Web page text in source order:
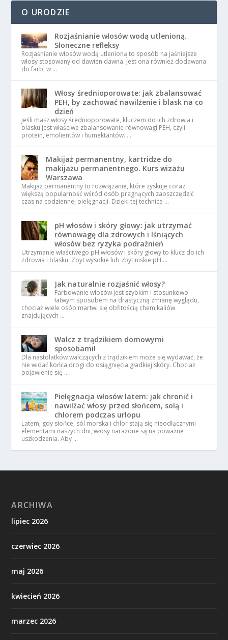
O URODZIE
Rozjaśnianie włosów wodą utlenioną.
Słoneczne refleksy
Rozjaśnianie włosów wodą utlenioną to sposób na jaśniejsze
włosy stosowany od dawien dawna. Jest ona również dodawana
do farb, w …
Włosy średnioporowate: jak zbalansować
PEH, by zachować nawilżenie i blask na co
dzień
Jeśli masz włosy średnioporowate, kluczem do ich zdrowia i
blasku jest właściwe zbalansowanie równowagi PEH, czyli
protein, emolientów i humektantów. …
Makijaż permanentny, kartridże do
makijażu permanentnego. Kurs wizażu
Warszawa
Makijaż permanentny to rozwiązanie, które zyskuje coraz
większą popularność wśród osób pragnących zaoszczędzić
czas na codziennej pielęgnacji. Dzięki tej technice …
pH włosów i skóry głowy: jak utrzymać
równowagę dla zdrowych i lśniących
włosów bez ryzyka podrażnień
Utrzymanie właściwego pH włosów i skóry głowy to klucz do ich
zdrowia i blasku. Zbyt wysokie lub zbyt niskie pH …
Jak naturalnie rozjaśnić włosy?
Farbowanie włosów jest szybkim i stosunkowo
łatwym sposobem na drastyczną zmianę wyglądu,
chociaż wiele osób martwi się obfitością chemikaliów
znajdujących …
Walcz z trądzikiem domowymi
sposobami!
Dla nastolatków walczących z trądzikiem może się wydawać, że
nie widać końca drogi do osiągnięcia gładkiej skóry. Chociaż
pojawienie się …
Pielęgnacja włosów latem: jak chronić i
nawilżać włosy przed słońcem, solą i
chlorem podczas urlopu
Latem, gdy słońce, sól morska i chlor stają się nieodłącznymi
elementami naszych dni, włosy narażone są na poważne
uszkodzenia. Aby …
ARCHIWA
lipiec 2026
czerwiec 2026
maj 2026
kwiecień 2026
marzec 2026